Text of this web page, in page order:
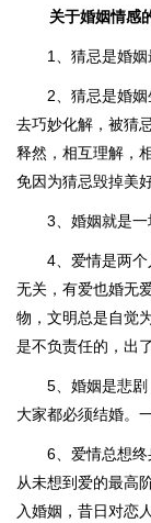
关于婚姻情感
1、猜忌是婚姻
2、猜忌是婚
去巧妙化解，被猜
释然，相互理解，
免因为猜忌毁掉美
3、婚姻就是一
4、爱情是两
无关，有爱也婚无
物，文明总是自觉
是不负责任的，出
5、婚姻是悲
大家都必须结婚。
6、爱情总想
从未想到爱的最高
入婚姻，昔日对恋